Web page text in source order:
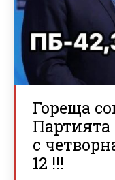
Гореща
Партията
с
12 !!!